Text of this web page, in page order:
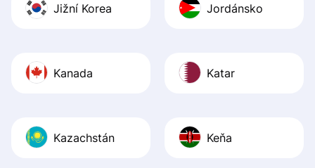
Jižní Korea Jordánsko
Kanada Katar
Kazachstán Keňa